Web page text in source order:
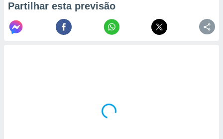
Partilhar esta previsão